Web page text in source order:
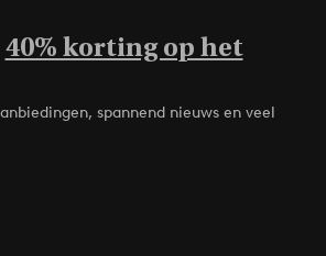
40% korting op het
spannend nieuws en veel